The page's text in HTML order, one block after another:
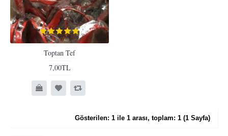
Toptan Tef
7,00TL
Gösterilen: 1 ile 1 arası, toplam: 1 (1 Sayfa)